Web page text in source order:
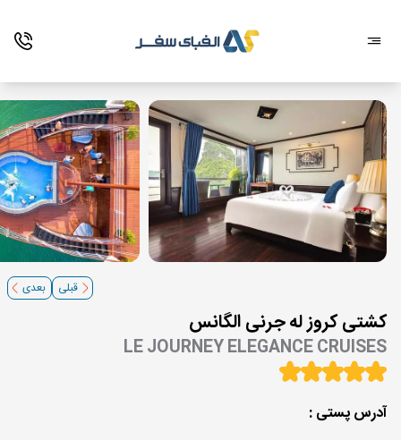
قبلی بعدی
کشتی کروز له جرنی الگانس
LE JOURNEY ELEGANCE CRUISES
آدرس پستی :